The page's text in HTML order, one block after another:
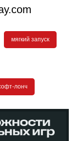
мягкий запуск
лонч